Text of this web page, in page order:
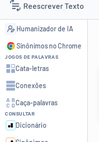
Reescrever Texto
Resumir Texto
Corrigir Texto
Detector de IA
Humanizador de IA
Detector de IA
Humanizador de IA
Sinônimos no Chrome
JOGOS DE PALAVRAS
Cata-letras
Conexões
Caça-palavras
CONSULTAR
Dicionário